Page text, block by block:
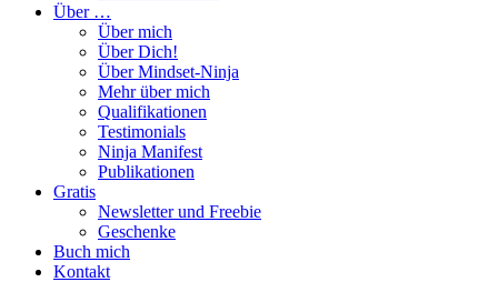
Über …
Über mich
Über Dich!
Über Mindset-Ninja
Mehr über mich
Qualifikationen
Testimonials
Ninja Manifest
Publikationen
Gratis
Newsletter und Freebie
Geschenke
Buch mich
Kontakt